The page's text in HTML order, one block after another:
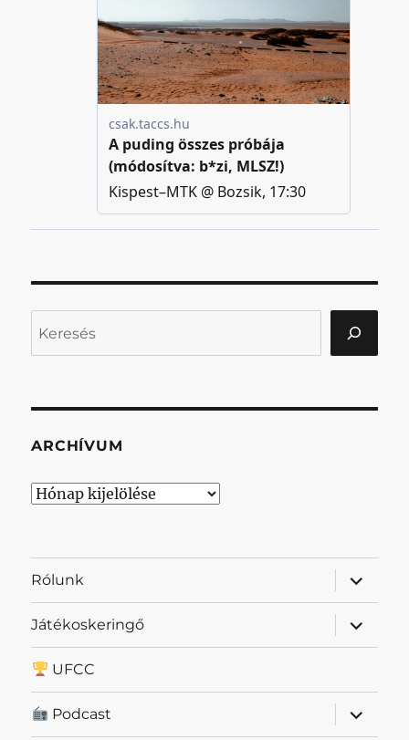
ARCHÍVUM
Archívum
Rólunk
almenü
Játékoskeringő
almenü
UFCC
Podcast
almenü